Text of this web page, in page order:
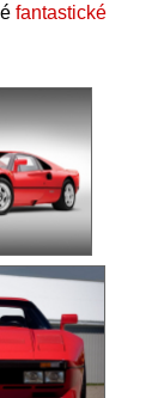
fantastické